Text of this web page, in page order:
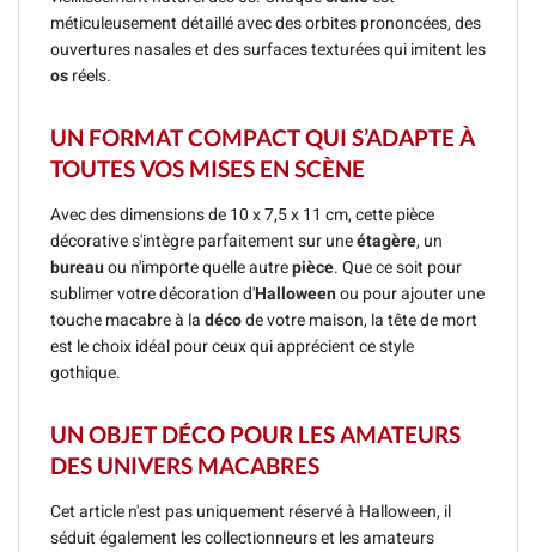
méticuleusement détaillé avec des orbites prononcées, des
ouvertures nasales et des surfaces texturées qui imitent les
os réels.
UN FORMAT COMPACT QUI S’ADAPTE À
TOUTES VOS MISES EN SCÈNE
Avec des dimensions de 10 x 7,5 x 11 cm, cette pièce
décorative s'intègre parfaitement sur uneétagère, un
bureauou n'importe quelle autrepièce. Que ce soit pour
sublimer votre décoration d'Halloweenou pour ajouter une
touche macabre à la décode votre maison, la tête de mort
est le choix idéal pour ceux qui apprécient ce style
gothique.
UN OBJET DÉCO POUR LES AMATEURS
DES UNIVERS MACABRES
Cet article n'est pas uniquement réservé à Halloween, il
séduit également les collectionneurs et les amateurs